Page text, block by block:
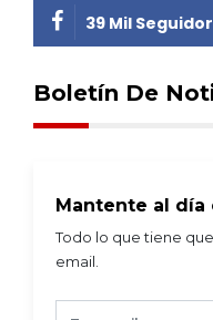
39 Mil
Boletín De
Mantente al día
Todo lo que tiene
email.